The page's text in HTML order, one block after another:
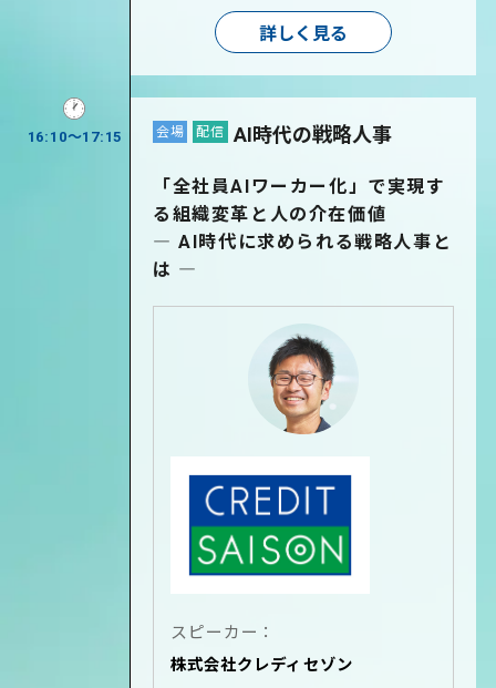
詳しく見る
16:10～17:15 会場 配信 AI時代の戦略人事
「全社員AIワーカー化」で実現す
る組織変革と人の介在価値
― AI時代に求められる戦略人事と
は ―
スピーカー：
株式会社クレディセゾン